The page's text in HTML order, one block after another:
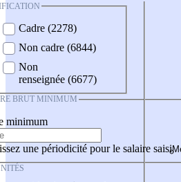
Cadre (2278)
Non cadre (6844)
Non
renseignée (6677)
BRUT MINIMUM
minimum
une périodicité pour le salaire saisi